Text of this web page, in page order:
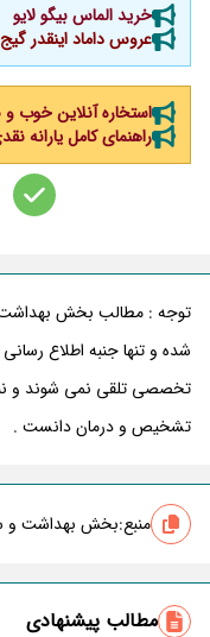
خرید الماس بیگو لایو
عروس داماد اینقدر
استخاره آنلاین خوب
راهنمای کامل یارانه نقدی ۱۴۰۵؛ مبلغ، زمان واریز،
توجه : مطالب بخش بهداشت
شده و تنها جنبه اطلاع
تخصصی تلقی نمی شوند و
تشخیص و درمان دانست .
منبع:بخش بهداشت و
مطالب پیشنهادی